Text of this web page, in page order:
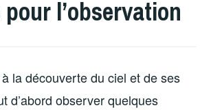
l’observation
la découverte du ciel et de ses
d’abord observer quelques